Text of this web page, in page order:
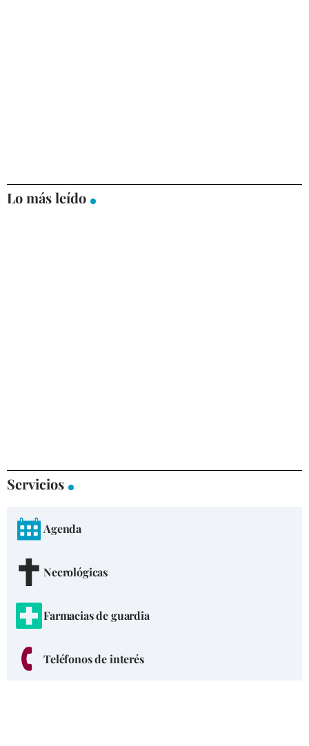
Lo más leído
Servicios
Agenda
Necrológicas
Farmacias de guardia
Teléfonos de interés